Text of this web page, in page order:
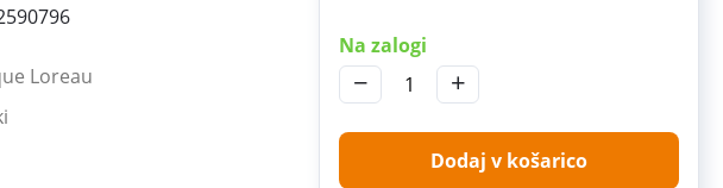
Loreau
Na zalogi
+
−
Dodaj v košarico